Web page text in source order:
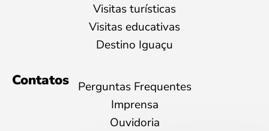
Visitas turísticas
Visitas educativas
Destino Iguaçu
Contatos
Perguntas Frequentes
Imprensa
Ouvidoria